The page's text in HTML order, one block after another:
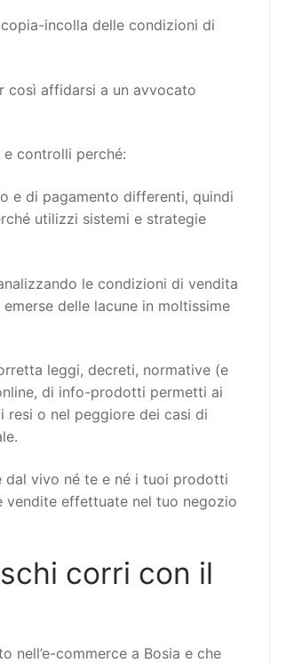
incolla delle condizioni di
così affidarsi a un avvocato
controlli perché:
e di pagamento differenti, quindi
utilizzi sistemi e strategie
le condizioni di vendita
delle lacune in moltissime
leggi, decreti, normative (e
di info-prodotti permetti ai
o nel peggiore dei casi di
dal vivo né te e né i tuoi prodotti
vendite effettuate nel tuo negozio
corri con il
nell’e-commerce a Bosia e che